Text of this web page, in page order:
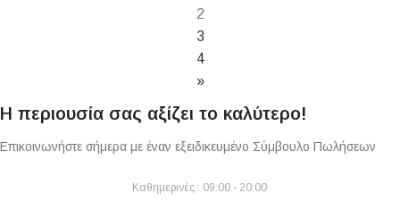
2
3
4
»
Η περιουσία σας αξίζει το καλύτερο!
Επικοινωνήστε σήμερα με έναν εξειδικευμένο Σύμβουλο Πωλήσεων
Καθημερινές : 09:00 - 20:00